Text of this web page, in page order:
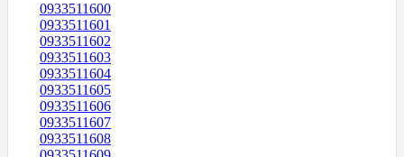
0933511600
0933511601
0933511602
0933511603
0933511604
0933511605
0933511606
0933511607
0933511608